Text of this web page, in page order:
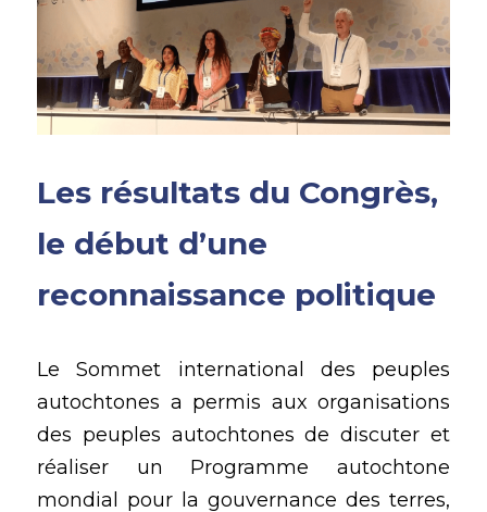
Les résultats du Congrès,
le début d’une
reconnaissance politique
Le Sommet international des peuples
autochtones a permis aux organisations
des peuples autochtones de discuter et
réaliser un Programme autochtone
mondial pour la gouvernance des terres,